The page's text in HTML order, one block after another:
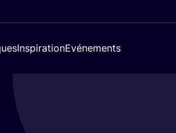
InspirationEvénements